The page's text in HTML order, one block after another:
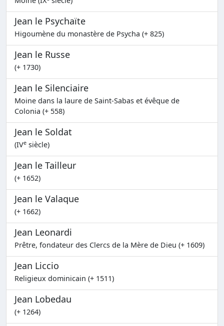
Jean le Psychaïte
Higoumène du monastère de Psycha (+ 825)
Jean le Russe
(+ 1730)
Jean le Silenciaire
Moine dans la laure de Saint-Sabas et évêque de
Colonia (+ 558)
Jean le Soldat
(IVe siècle)
Jean le Tailleur
(+ 1652)
Jean le Valaque
(+ 1662)
Jean Leonardi
Prêtre, fondateur des Clercs de la Mère de Dieu (+ 1609)
Jean Liccio
Religieux dominicain (+ 1511)
Jean Lobedau
(+ 1264)